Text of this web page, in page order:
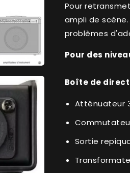
Pour
ampli de
problèmes
Pour des
Boîte de direct
Atténuateur
Sortie